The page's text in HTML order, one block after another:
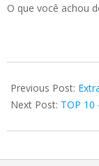
O que você achou
05-
05
Previous Post:
Next Post: TOP